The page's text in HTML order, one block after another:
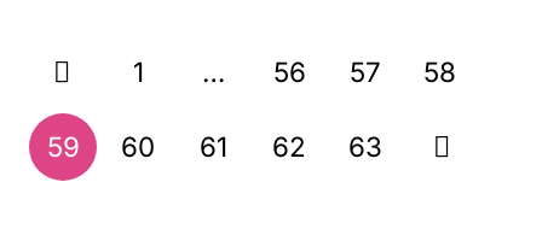
1 … 56 57 58
59 60 61 62 63